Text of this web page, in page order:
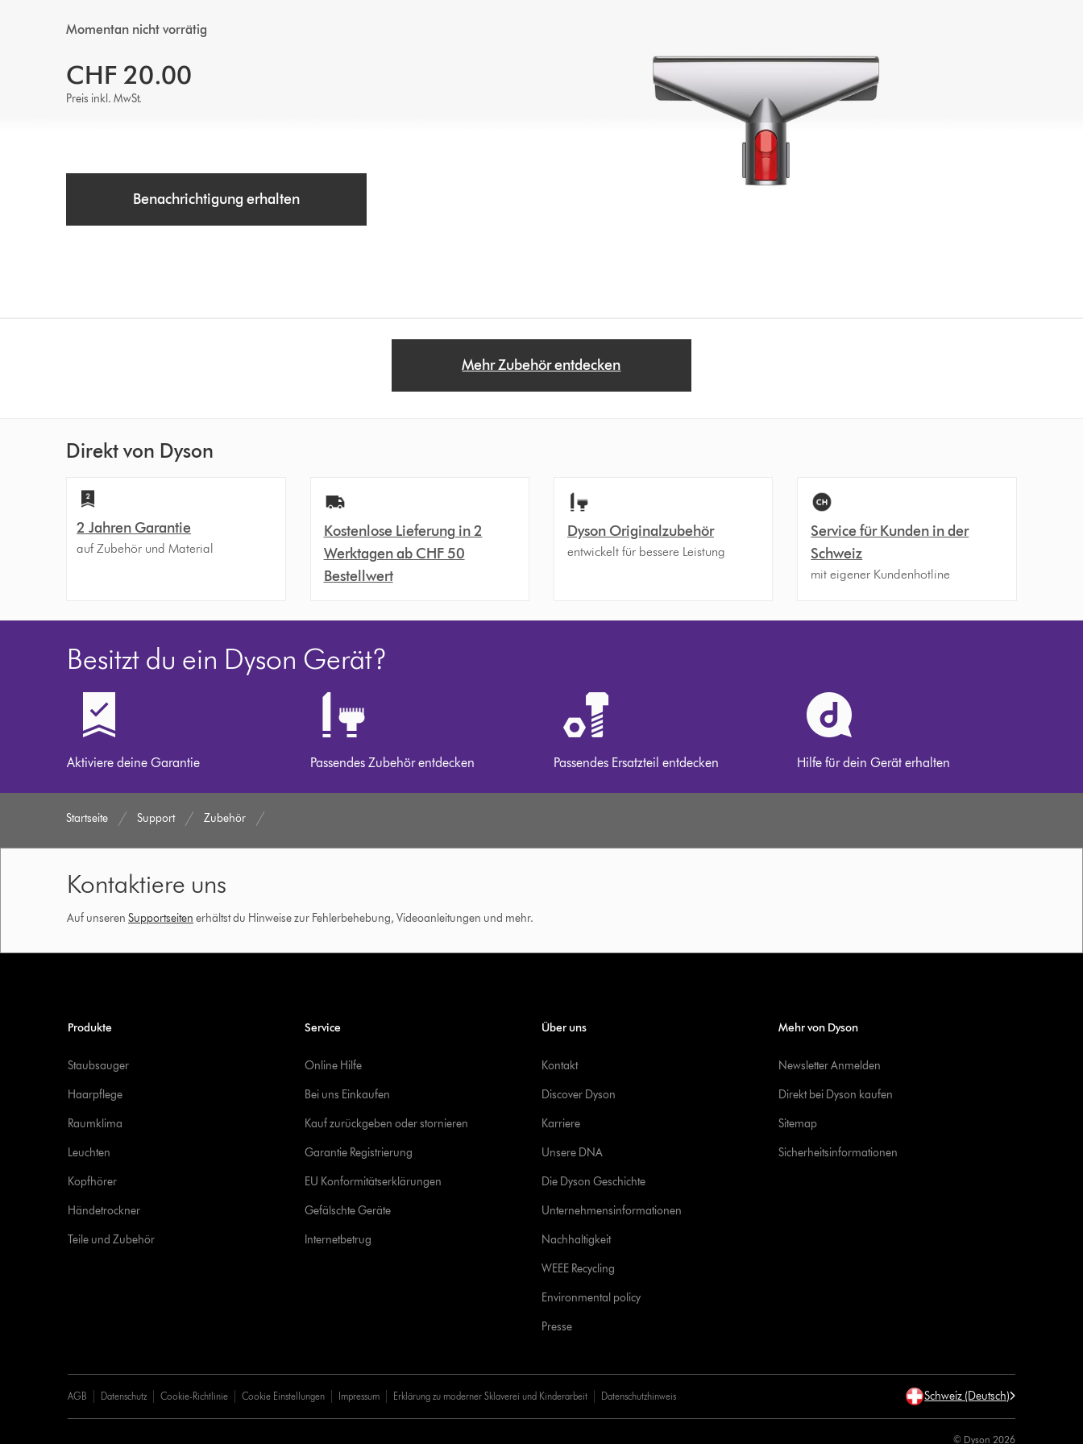
Momentan nicht vorrätig
CHF 20.00
Preis inkl. MwSt.
Benachrichtigung erhalten
Mehr Zubehör entdecken
Direkt von Dyson
2 Jahren Garantie
auf Zubehör und Material
Kostenlose Lieferung in 2
Werktagen ab CHF 50
Bestellwert
Dyson Originalzubehör
entwickelt für bessere Leistung
Service für Kunden in der
Schweiz
mit eigener Kundenhotline
Besitzt du ein Dyson Gerät?
Aktiviere deine Garantie Passendes Zubehör entdecken Passendes Ersatzteil entdecken Hilfe für dein Gerät erhalten
Startseite Support Zubehör
Kontaktiere uns
Auf unseren Supportseiten erhältst du Hinweise zur Fehlerbehebung, Videoanleitungen und mehr.
Produkte
Staubsauger
Haarpflege
Raumklima
Leuchten
Kopfhörer
Händetrockner
Teile und Zubehör
Service
Online Hilfe
Bei uns Einkaufen
Kauf zurückgeben oder stornieren
Garantie Registrierung
EU Konformitätserklärungen
Gefälschte Geräte
Internetbetrug
Über uns
Kontakt
Discover Dyson
Karriere
Unsere DNA
Die Dyson Geschichte
Unternehmensinformationen
Nachhaltigkeit
WEEE Recycling
Environmental policy
Presse
Mehr von Dyson
Newsletter Anmelden
Direkt bei Dyson kaufen
Sitemap
Sicherheitsinformationen
AGB Datenschutz Cookie-Richtlinie Cookie Einstellungen Impressum Erklärung zu moderner Sklaverei und Kinderarbeit Datenschutzhinweis Schweiz (Deutsch)
© Dyson 2026